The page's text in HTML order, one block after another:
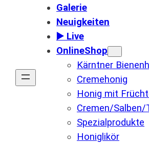
Galerie
Neuigkeiten
▶️ Live
OnlineShop
Kärntner
Cremehonig
Honig mit
Cremen/
Spezialprodukte
Honiglikör